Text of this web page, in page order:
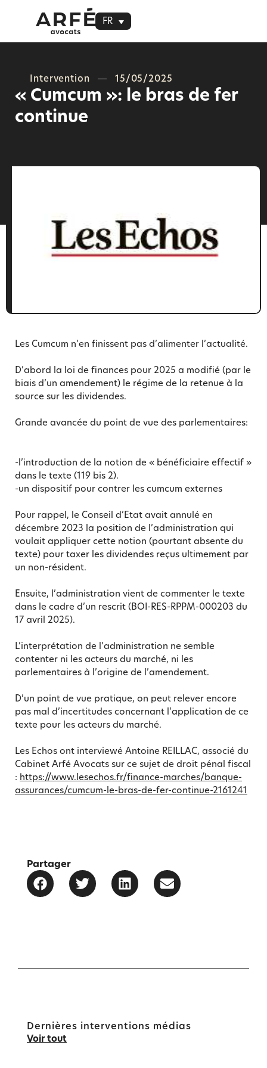
FR
Intervention 15/05/2025
« Cumcum »: le bras de fer
continue
Les Cumcum n’en finissent pas d’alimenter l’actualité.
D’abord la loi de finances pour 2025 a modifié (par le
biais d’un amendement) le régime de la retenue à la
source sur les dividendes.
Grande avancée du point de vue des parlementaires:
-l’introduction de la notion de « bénéficiaire effectif »
dans le texte (119 bis 2).
-un dispositif pour contrer les cumcum externes
Pour rappel, le Conseil d’Etat avait annulé en
décembre 2023 la position de l’administration qui
voulait appliquer cette notion (pourtant absente du
texte) pour taxer les dividendes reçus ultimement par
un non-résident.
Ensuite, l’administration vient de commenter le texte
dans le cadre d’un rescrit (BOI-RES-RPPM-000203 du
17 avril 2025).
L’interprétation de l’administration ne semble
contenter ni les acteurs du marché, ni les
parlementaires à l’origine de l’amendement.
D’un point de vue pratique, on peut relever encore
pas mal d’incertitudes concernant l’application de ce
texte pour les acteurs du marché.
Les Echos ont interviewé Antoine REILLAC, associé du
Cabinet Arfé Avocats sur ce sujet de droit pénal fiscal
: https://www.lesechos.fr/finance-marches/banque-
assurances/cumcum-le-bras-de-fer-continue-2161241
Partager
Dernières interventions médias
Voir tout